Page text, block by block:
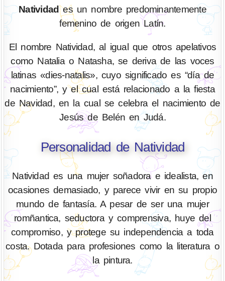
Natividades un nombre predominantemente
femenino de origen Latín.
El nombre Natividad, al igual que otros apelativos
como Natalia o Natasha, se deriva de las voces
latinas «dies-natalis», cuyo significado es “día de
nacimiento”, y el cual está relacionado a la fiesta
de Navidad, en la cual se celebra el nacimiento de
Jesús de Belén en Judá.
Personalidad de Natividad
Natividad es una mujer soñadora e idealista, en
ocasiones demasiado, y parece vivir en su propio
mundo de fantasía. A pesar de ser una mujer
romñantica, seductora y comprensiva, huye del
compromiso, y protege su independencia a toda
costa. Dotada para profesiones como la literatura o
la pintura.